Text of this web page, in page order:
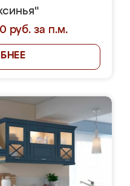
руб. за п.м.